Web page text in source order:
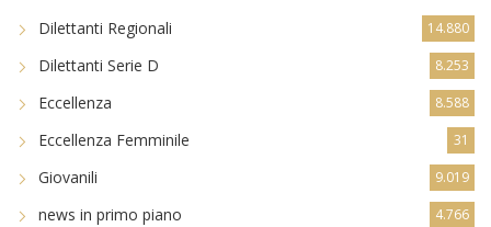
Dilettanti Regionali 14.880
Dilettanti Serie D 8.253
Eccellenza 8.588
Eccellenza Femminile 31
Giovanili 9.019
news in primo piano 4.766